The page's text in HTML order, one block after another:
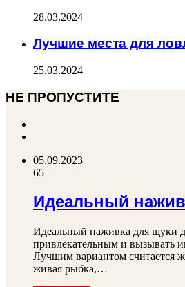
28.03.2024
Лучшие места для
25.03.2024
НЕ ПРОПУСТИТЕ
05.09.2023
65
Идеальный
Идеальный наживка для щуки
привлекательным и вызывать
Лучшим вариантом считается
живая рыбка,…